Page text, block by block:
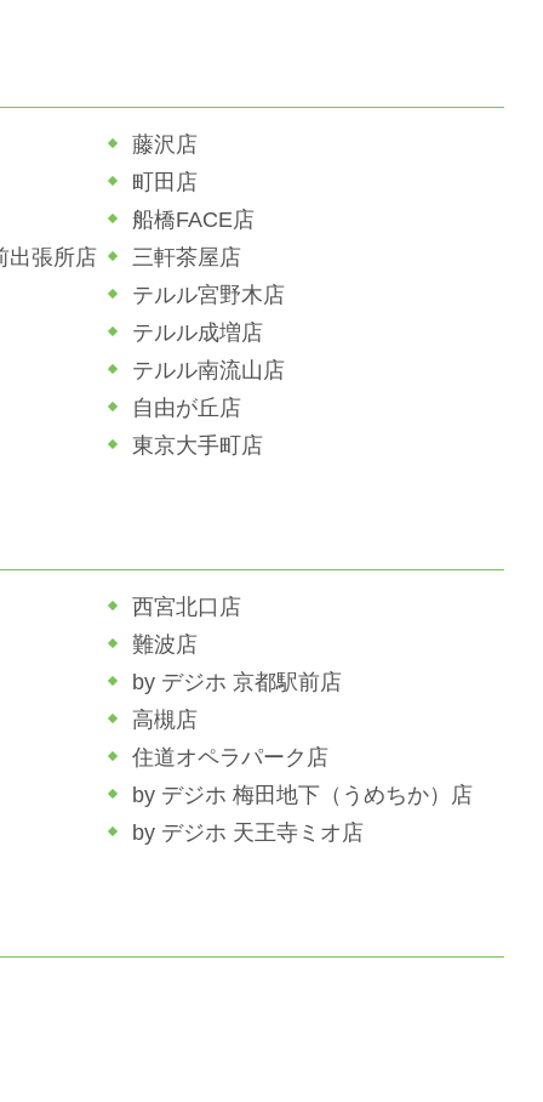
藤沢店
町田店
船橋FACE店
出張所店
三軒茶屋店
テルル宮野木店
テルル成増店
テルル南流山店
自由が丘店
東京大手町店
西宮北口店
難波店
by デジホ 京都駅前店
高槻店
住道オペラパーク店
by デジホ 梅田地下（うめちか）店
by デジホ 天王寺ミオ店